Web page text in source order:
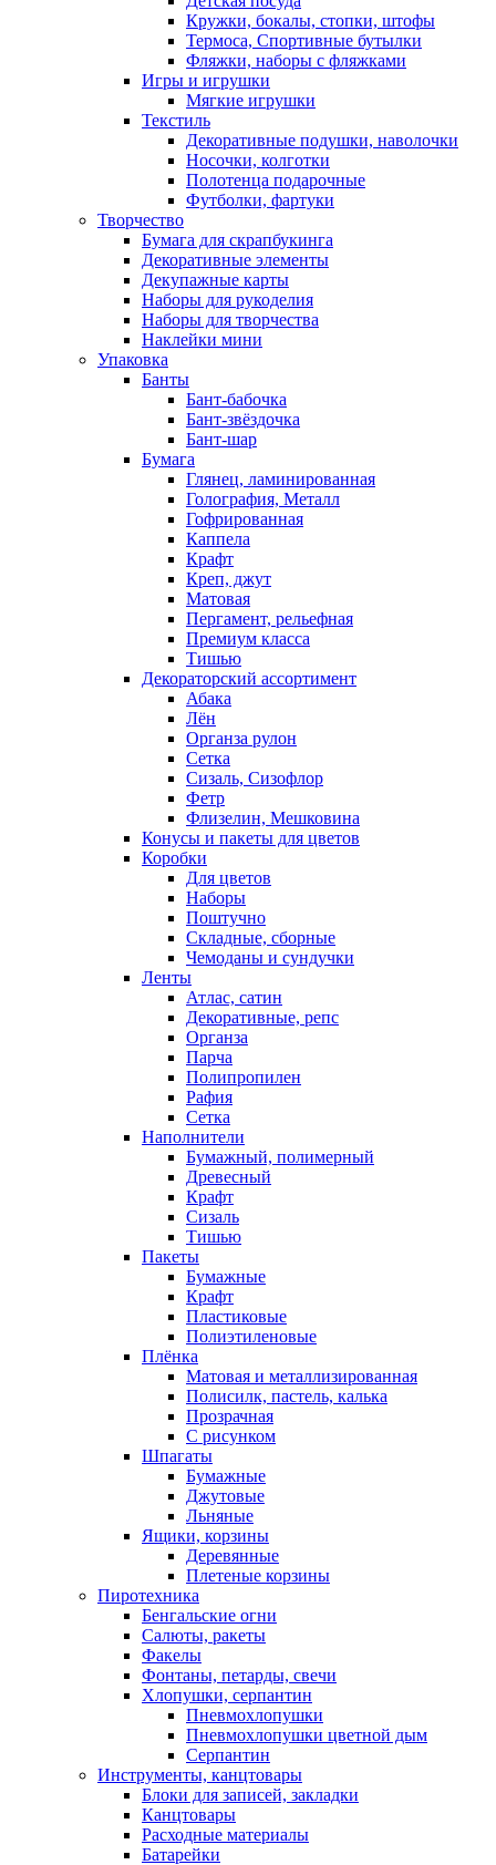
Кружки, бокалы, стопки, штофы
Термоса, Спортивные бутылки
Фляжки, наборы с фляжками
Игры и игрушки
Мягкие игрушки
Текстиль
Декоративные подушки, наволочки
Носочки, колготки
Полотенца подарочные
Футболки, фартуки
Творчество
Бумага для скрапбукинга
Декоративные элементы
Декупажные карты
Наборы для рукоделия
Наборы для творчества
Наклейки мини
Упаковка
Банты
Бант-бабочка
Бант-звёздочка
Бант-шар
Бумага
Глянец, ламинированная
Голография, Металл
Гофрированная
Каппела
Крафт
Креп, джут
Матовая
Пергамент, рельефная
Премиум класса
Тишью
Декораторский ассортимент
Абака
Лён
Органза рулон
Сетка
Сизаль, Сизофлор
Фетр
Флизелин, Мешковина
Конусы и пакеты для цветов
Коробки
Для цветов
Наборы
Поштучно
Складные, сборные
Чемоданы и сундучки
Ленты
Атлас, сатин
Декоративные, репс
Органза
Парча
Полипропилен
Рафия
Сетка
Наполнители
Бумажный, полимерный
Древесный
Крафт
Сизаль
Тишью
Пакеты
Бумажные
Крафт
Пластиковые
Полиэтиленовые
Плёнка
Матовая и металлизированная
Полисилк, пастель, калька
Прозрачная
С рисунком
Шпагаты
Бумажные
Джутовые
Льняные
Ящики, корзины
Деревянные
Плетеные корзины
Пиротехника
Бенгальские огни
Салюты, ракеты
Факелы
Фонтаны, петарды, свечи
Хлопушки, серпантин
Пневмохлопушки
Пневмохлопушки цветной дым
Серпантин
Инструменты, канцтовары
Блоки для записей, закладки
Канцтовары
Расходные материалы
Батарейки